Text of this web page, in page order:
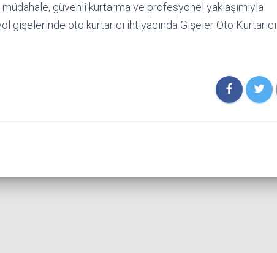
müdahale, güvenli kurtarma ve profesyonel yaklaşımıyla
gişelerinde oto kurtarıcı ihtiyacında Gişeler Oto Kurtarıcı